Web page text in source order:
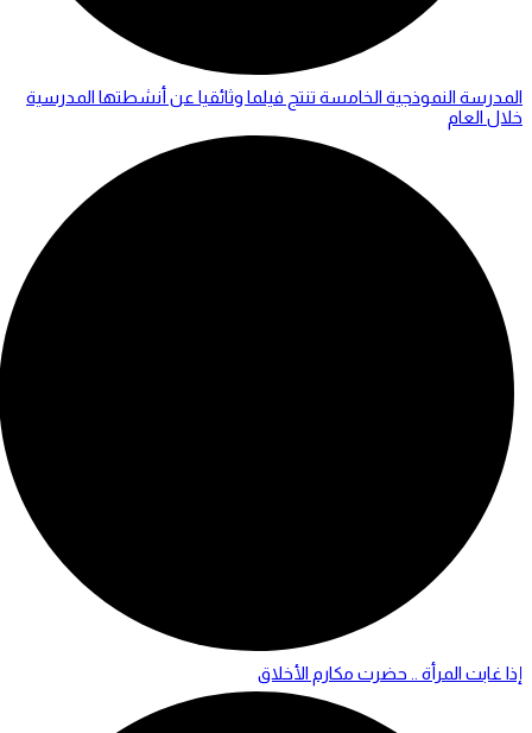
المدرسة النموذجية الخامسة تنتج فيلما وثائقيا عن أنشطتها المدرسية
خلال العام
إذا غابت المرأة .. حضرت مكارم الأخلاق